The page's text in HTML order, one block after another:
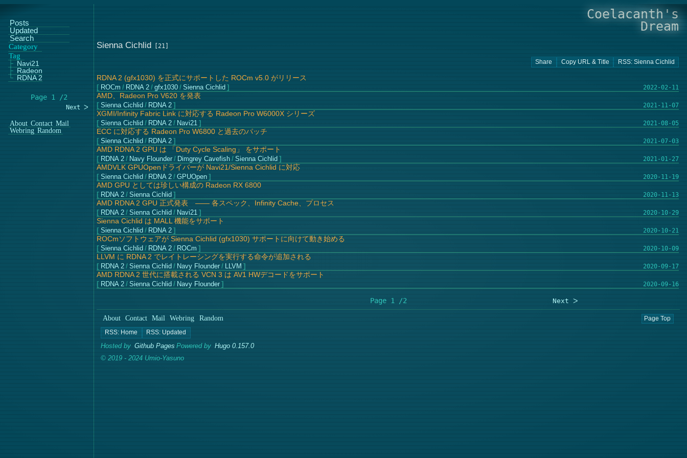
Coelacanth's
Dream
Sienna Cichlid
RDNA 2 (gfx1030) を正式にサポートした ROCm v5.0 がリリース
2022-02-11
ROCm / RDNA 2 / gfx1030 / Sienna Cichlid
AMD、Radeon Pro V620 を発表
2021-11-07
Sienna Cichlid / RDNA 2
XGMI/Infinity Fabric Link に対応する Radeon Pro W6000X シリーズ
2021-08-05
Sienna Cichlid / RDNA 2 / Navi21
ECC に対応する Radeon Pro W6800 と過去のパッチ
2021-07-03
Sienna Cichlid / RDNA 2
AMD RDNA 2 GPU は 「Duty Cycle Scaling」 をサポート
2021-01-27
RDNA 2 / Navy Flounder / Dimgrey Cavefish / Sienna Cichlid
AMDVLK GPUOpenドライバーが Navi21/Sienna Cichlid に対応
2020-11-19
Sienna Cichlid / RDNA 2 / GPUOpen
AMD GPU としては珍しい構成の Radeon RX 6800
2020-11-13
RDNA 2 / Sienna Cichlid
AMD RDNA 2 GPU 正式発表 ―― 各スペック、Infinity Cache、プロセス
2020-10-29
RDNA 2 / Sienna Cichlid / Navi21
Sienna Cichlid は MALL 機能をサポート
2020-10-21
Sienna Cichlid / RDNA 2
ROCmソフトウェアが Sienna Cichlid (gfx1030) サポートに向けて動き始める
2020-10-09
Sienna Cichlid / RDNA 2 / ROCm
LLVM に RDNA 2 でレイトレーシングを実行する命令が追加される
2020-09-17
RDNA 2 / Sienna Cichlid / Navy Flounder / LLVM
AMD RDNA 2 世代に搭載される VCN 3 は AV1 HWデコードをサポート
2020-09-16
RDNA 2 / Sienna Cichlid / Navy Flounder
Page 1 /2 Next ᐳ
About Contact Mail Webring Random Page Top
Hosted by Github Pages Powered by Hugo 0.157.0
© 2019 - 2024 Umio-Yasuno
Posts
Updated
Search
Category
Tag
Navi21
Radeon
RDNA 2
Page 1 /2
Next ᐳ
About Contact Mail
Webring Random